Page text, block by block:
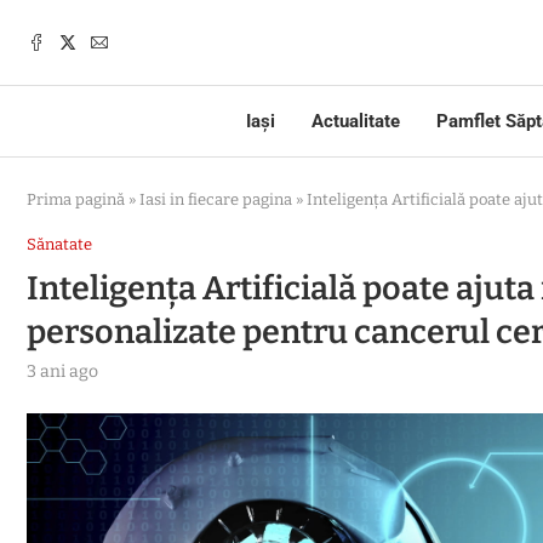
Iași Actualitate Pamflet
Prima pagină » Iasi in fiecare pagina » Inteligența Artificială poate
Sănatate
Inteligența Artificială poate
personalizate pentru cancerul
3 ani ago